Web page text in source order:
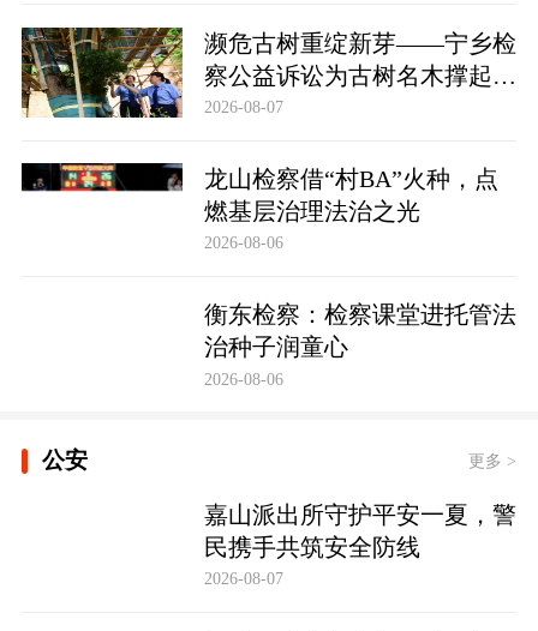
濒危古树重绽新芽——宁乡检
察公益诉讼为古树名木撑起法
治“保护伞”
2026-08-07
龙山检察借“村BA”火种，点
燃基层治理法治之光
2026-08-06
衡东检察：检察课堂进托管法
治种子润童心
2026-08-06
公安 更多 >
嘉山派出所守护平安一夏，警
民携手共筑安全防线
2026-08-07